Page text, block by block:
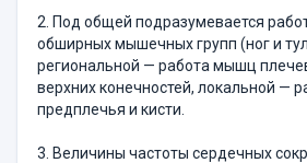
2. Под общей подразумевается
обширных мышечных групп (ног и
региональной — работа мышц
верхних конечностей, локальной —
предплечья и кисти.
3. Величины частоты сердечных